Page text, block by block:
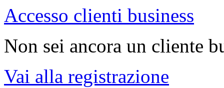
Accesso clienti business
Non sei ancora un cliente
Vai alla registrazione